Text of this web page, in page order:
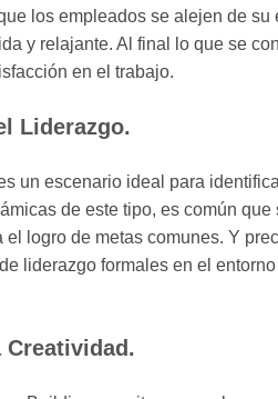
los empleados se alejen de
y relajante. Al final lo que se
en el trabajo.
Liderazgo.
un escenario ideal para
de este tipo, es común
el logro de metas comunes. Y
liderazgo formales en el
Creatividad.